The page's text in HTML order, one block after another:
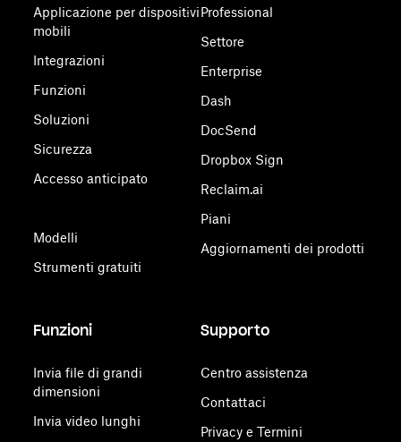
Applicazione per dispositivi
mobili
Integrazioni
Funzioni
Soluzioni
Sicurezza
Accesso anticipato
Modelli
Strumenti gratuiti
Professional
Settore
Enterprise
Dash
DocSend
Dropbox Sign
Reclaim.ai
Piani
Aggiornamenti dei prodotti
Funzioni
Invia file di grandi
dimensioni
Invia video lunghi
Supporto
Centro assistenza
Contattaci
Privacy e Termini